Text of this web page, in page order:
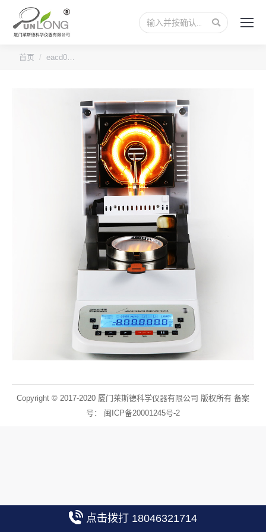
搜
索：
您的位置：
首页 eacd0…
Copyright © 2017-2020 厦门莱斯德科学仪器有限公司 版权所有 备案
号： 闽ICP备20001245号-2
点击拨打 18046321714